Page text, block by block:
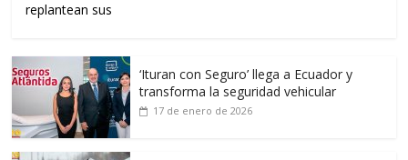
replantean sus
‘Ituran con Seguro’ llega a Ecuador y
transforma la seguridad vehicular
17 de enero de 2026